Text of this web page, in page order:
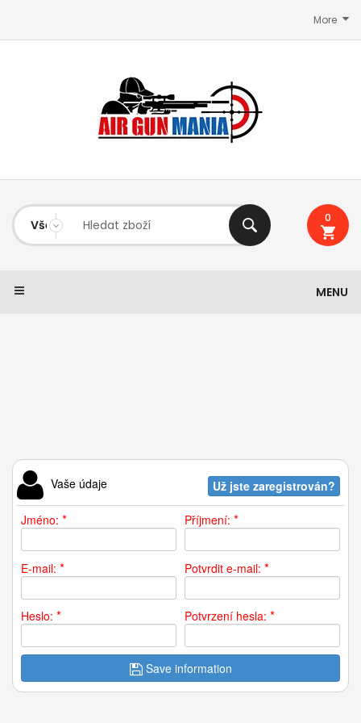
More
0
MENU
Vaše údaje Už jste zaregistrován?
Jméno: * Příjmení: *
E-mail: * Potvrdit e-mail: *
Heslo: * Potvrzení hesla: *
Save information